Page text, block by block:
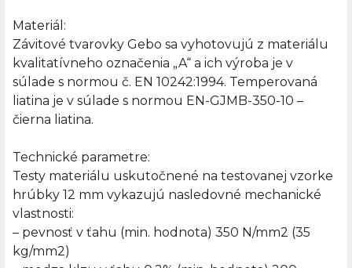
Materiál:
Závitové tvarovky Gebo sa vyhotovujú z materiálu
kvalitatívneho označenia „A“ a ich výroba je v
súlade s normou č. EN 10242:1994. Temperovaná
liatina je v súlade s normou EN-GJMB-350-10 –
čierna liatina.
Technické parametre:
Testy materiálu uskutočnené na testovanej vzorke
hrúbky 12 mm vykazujú nasledovné mechanické
vlastnosti:
– pevnosť v ťahu (min. hodnota) 350 N/mm2 (35
kg/mm2)